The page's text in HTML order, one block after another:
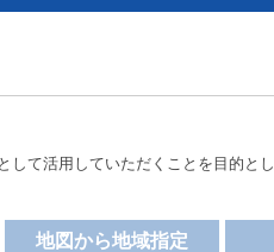
て活用していただくことを目的とし
地図から地域指定